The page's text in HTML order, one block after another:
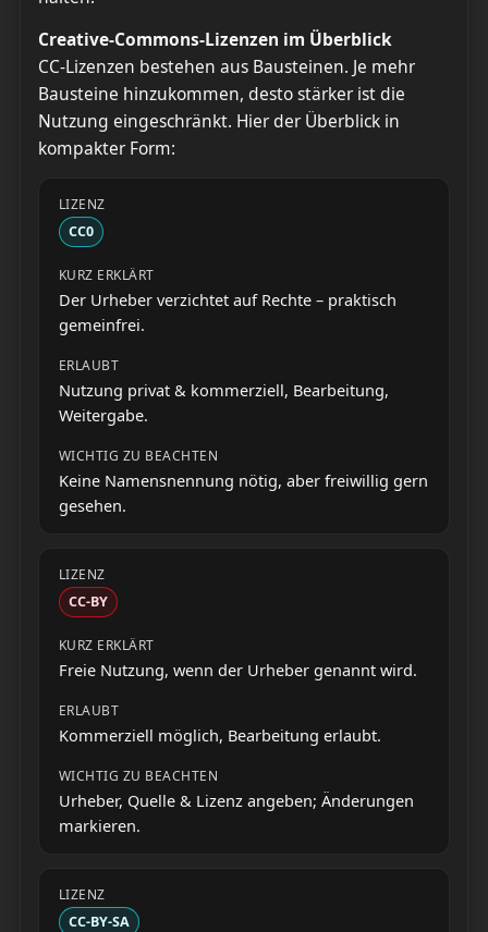
Creative-Commons-Lizenzen im Überblick
CC-Lizenzen bestehen aus Bausteinen. Je mehr
Bausteine hinzukommen, desto stärker ist die
Nutzung eingeschränkt. Hier der Überblick in
kompakter Form:
CC0
Der Urheber verzichtet auf Rechte – praktisch
gemeinfrei.
Nutzung privat & kommerziell, Bearbeitung,
Weitergabe.
Keine Namensnennung nötig, aber freiwillig gern
gesehen.
CC-BY
Freie Nutzung, wenn der Urheber genannt wird.
Kommerziell möglich, Bearbeitung erlaubt.
Urheber, Quelle & Lizenz angeben; Änderungen
markieren.
CC-BY-SA